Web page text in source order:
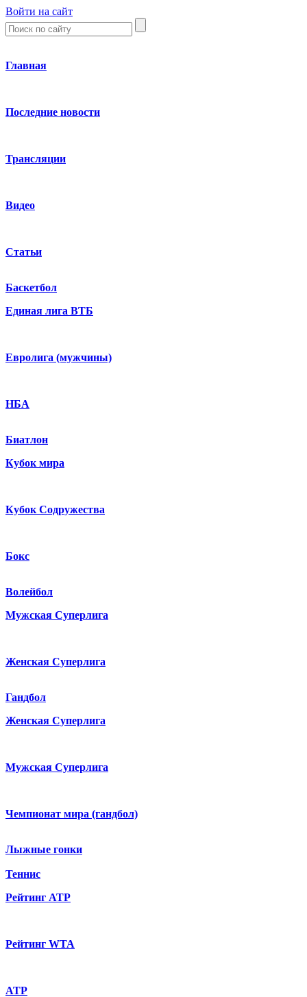
Войти на сайт
Главная
Последние новости
Трансляции
Видео
Статьи
Баскетбол
Единая лига ВТБ
Евролига (мужчины)
НБА
Биатлон
Кубок мира
Кубок Содружества
Бокс
Волейбол
Мужская Суперлига
Женская Суперлига
Гандбол
Женская Суперлига
Мужская Суперлига
Чемпионат мира (гандбол)
Лыжные гонки
Теннис
Рейтинг ATP
Рейтинг WTA
ATP